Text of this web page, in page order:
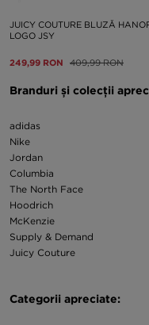
JUICY COUTURE BLUZĂ
LOGO JSY
249,99 RON 409,99 RON
Branduri și colecții
adidas
Nike
Jordan
Columbia
The North Face
Hoodrich
McKenzie
Supply & Demand
Juicy Couture
Categorii apreciate: